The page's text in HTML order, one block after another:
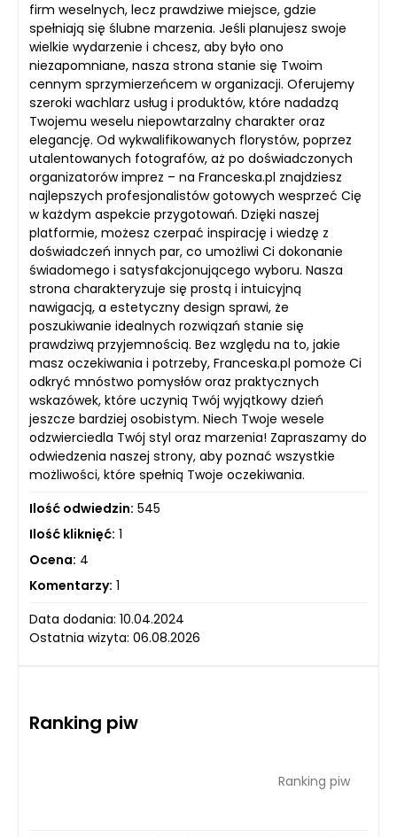
firm weselnych, lecz prawdziwe miejsce, gdzie
spełniają się ślubne marzenia. Jeśli planujesz swoje
wielkie wydarzenie i chcesz, aby było ono
niezapomniane, nasza strona stanie się Twoim
cennym sprzymierzeńcem w organizacji. Oferujemy
szeroki wachlarz usług i produktów, które nadadzą
Twojemu weselu niepowtarzalny charakter oraz
elegancję. Od wykwalifikowanych florystów, poprzez
utalentowanych fotografów, aż po doświadczonych
organizatorów imprez – na Franceska.pl znajdziesz
najlepszych profesjonalistów gotowych wesprzeć Cię
w każdym aspekcie przygotowań. Dzięki naszej
platformie, możesz czerpać inspirację i wiedzę z
doświadczeń innych par, co umożliwi Ci dokonanie
świadomego i satysfakcjonującego wyboru. Nasza
strona charakteryzuje się prostą i intuicyjną
nawigacją, a estetyczny design sprawi, że
poszukiwanie idealnych rozwiązań stanie się
prawdziwą przyjemnością. Bez względu na to, jakie
masz oczekiwania i potrzeby, Franceska.pl pomoże Ci
odkryć mnóstwo pomysłów oraz praktycznych
wskazówek, które uczynią Twój wyjątkowy dzień
jeszcze bardziej osobistym. Niech Twoje wesele
odzwierciedla Twój styl oraz marzenia! Zapraszamy do
odwiedzenia naszej strony, aby poznać wszystkie
możliwości, które spełnią Twoje oczekiwania.
Ilość odwiedzin: 545
Ilość kliknięć: 1
Ocena: 4
Komentarzy: 1
Data dodania: 10.04.2024
Ostatnia wizyta: 06.08.2026
Ranking piw
Ranking piw